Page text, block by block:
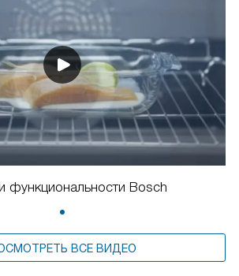
функциональности Bosch
ВСЕ ВИДЕО